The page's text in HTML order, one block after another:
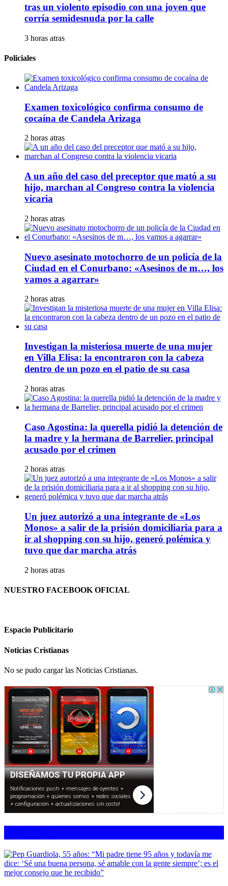
tras un violento episodio con una joven que
corría semidesnuda por la calle
3 horas atras
Policiales
Examen toxicológico confirma consumo de
cocaína de Candela Arizaga
2 horas atras
A un año del caso del preceptor que mató a su
hijo, marchan al Congreso contra la violencia
vicaria
2 horas atras
Nuevo asesinato motochorro de un policía de la
Ciudad en el Conurbano: «Asesinos de m…, los
vamos a agarrar»
2 horas atras
Investigan la misteriosa muerte de una mujer
en Villa Elisa: la encontraron con la cabeza
dentro de un pozo en el patio de su casa
2 horas atras
Caso Agostina: la querella pidió la detención de
la madre y la hermana de Barrelier, principal
acusado por el crimen
2 horas atras
Un juez autorizó a una integrante de «Los
Monos» a salir de la prisión domiciliaria para a
ir al shopping con su hijo, generó polémica y
tuvo que dar marcha atrás
2 horas atras
NUESTRO FACEBOOK OFICIAL
Espacio Publicitario
Noticias Cristianas
No se pudo cargar las Noticias Cristianas.